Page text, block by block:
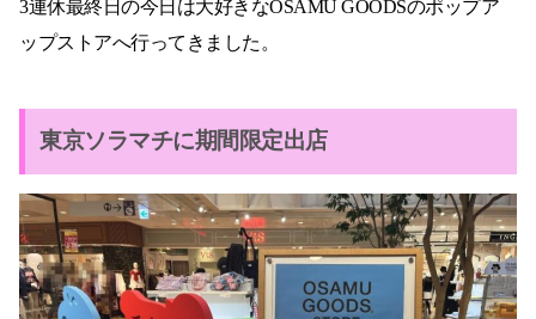
3連休最終日の今日は大好きなOSAMU GOODSのポップア
ップストアへ行ってきました。
東京ソラマチに期間限定出店